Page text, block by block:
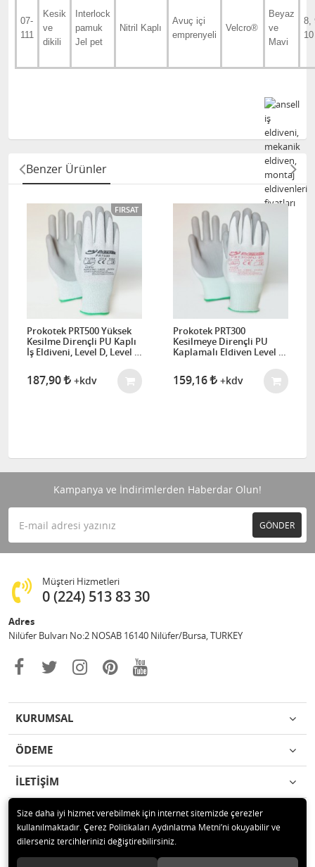
07-
111
Kesik
ve
dikili
Interlock
pamuk
Jel pet
Nitril Kaplı
Avuç içi
emprenyeli
Velcro®
Beyaz
ve
Mavi
8,
10
Benzer Ürünler
FIRSAT
Prokotek PRT500 Yüksek
Kesilme Dirençli PU Kaplı
İş Eldiveni, Level D, Level 5
187,90 +kdv
Prokotek PRT300
Kesilmeye Dirençli PU
Kaplamalı Eldiven Level B,
159,16 +kdv
Kampanya ve İndirimlerden Haberdar Olun!
GÖNDER
Müşteri Hizmetleri
0 (224) 513 83 30
Adres
Nilüfer Bulvarı No:2 NOSAB 16140 Nilüfer/Bursa, TURKEY
KURUMSAL
ÖDEME
İLETİŞİM
© 2020 Polat İş Güvenliği Malz. San. Tic. Ltd. Şti. Tüm hakları saklıdır.
Size daha iyi hizmet verebilmek için internet sitemizde çerezler
kullanılmaktadır. Çerez Politikaları Aydınlatma Metni’ni okuyabilir ve
dilerseniz tercihlerinizi değiştirebilirsiniz.